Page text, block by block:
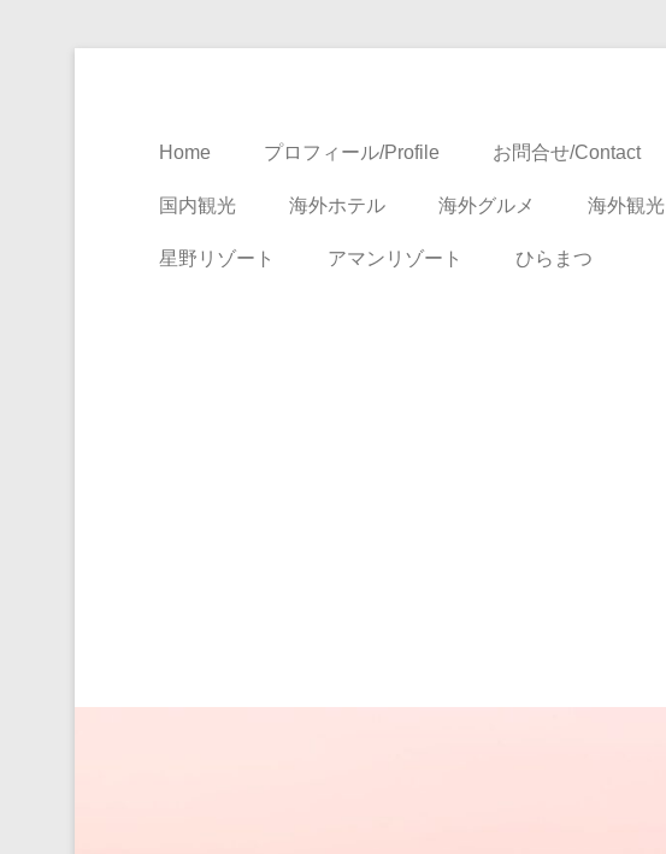
Home プロフィール/Profile お問合せ/Contact
国内観光 海外ホテル 海外グルメ 海外観光
星野リゾート アマンリゾート ひらまつ